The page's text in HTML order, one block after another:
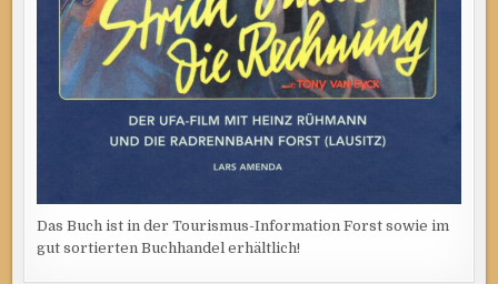
Das Buch ist in der Tourismus-Information Forst sowie im
gut sortierten Buchhandel erhältlich!